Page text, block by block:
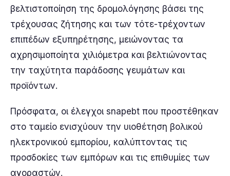
βελτιστοποίηση της δρομολόγησης βάσει της
τρέχουσας ζήτησης και των τότε-τρέχοντων
επιπέδων εξυπηρέτησης, μειώνοντας τα
αχρησιμοποίητα χιλιόμετρα και βελτιώνοντας
την ταχύτητα παράδοσης γευμάτων και
προϊόντων.
Πρόσφατα, οι έλεγχοι snapebt που προστέθηκαν
στο ταμείο ενισχύουν την υιοθέτηση βολικού
ηλεκτρονικού εμπορίου, καλύπτοντας τις
προσδοκίες των εμπόρων και τις επιθυμίες των
αγοραστών.